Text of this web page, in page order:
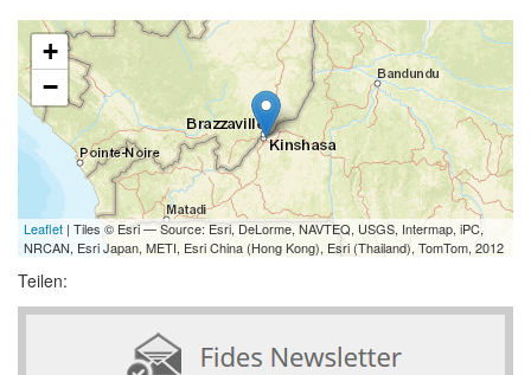
+
−
Leaflet | Tiles © Esri — Source: Esri, DeLorme, NAVTEQ, USGS, Intermap, iPC,
NRCAN, Esri Japan, METI, Esri China (Hong Kong), Esri (Thailand), TomTom, 2012
Teilen: